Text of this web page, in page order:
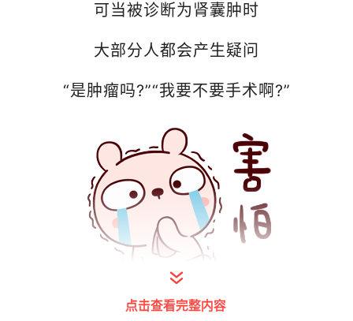
可当被诊断为肾囊肿时
大部分人都会产生疑问
“是肿瘤吗?”“我要不要手术啊?”
点击查看完整内容